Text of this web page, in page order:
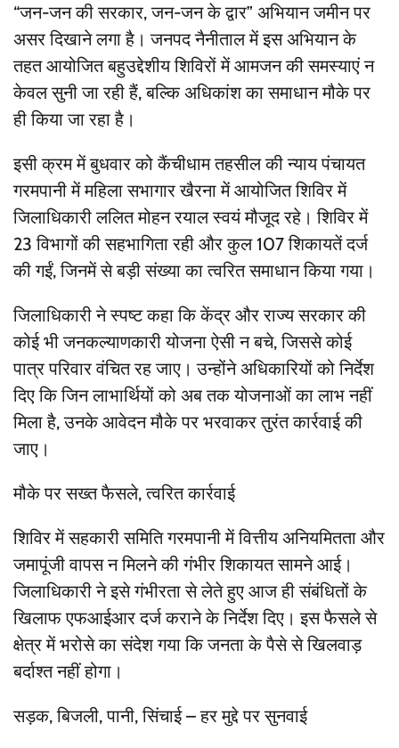
“जन-जन की सरकार, जन-जन के द्वार” अभियान जमीन पर
असर दिखाने लगा है। जनपद नैनीताल में इस अभियान के
तहत आयोजित बहुउद्देशीय शिविरों में आमजन की समस्याएं न
केवल सुनी जा रही हैं, बल्कि अधिकांश का समाधान मौके पर
ही किया जा रहा है।
इसी क्रम में बुधवार को कैंचीधाम तहसील की न्याय पंचायत
गरमपानी में महिला सभागार खैरना में आयोजित शिविर में
जिलाधिकारी ललित मोहन रयाल स्वयं मौजूद रहे। शिविर में
23 विभागों की सहभागिता रही और कुल 107 शिकायतें दर्ज
की गईं, जिनमें से बड़ी संख्या का त्वरित समाधान किया गया।
जिलाधिकारी ने स्पष्ट कहा कि केंद्र और राज्य सरकार की
कोई भी जनकल्याणकारी योजना ऐसी न बचे, जिससे कोई
पात्र परिवार वंचित रह जाए। उन्होंने अधिकारियों को निर्देश
दिए कि जिन लाभार्थियों को अब तक योजनाओं का लाभ नहीं
मिला है, उनके आवेदन मौके पर भरवाकर तुरंत कार्रवाई की
जाए।
मौके पर सख्त फैसले, त्वरित कार्रवाई
शिविर में सहकारी समिति गरमपानी में वित्तीय अनियमितता और
जमापूंजी वापस न मिलने की गंभीर शिकायत सामने आई।
जिलाधिकारी ने इसे गंभीरता से लेते हुए आज ही संबंधितों के
खिलाफ एफआईआर दर्ज कराने के निर्देश दिए। इस फैसले से
क्षेत्र में भरोसे का संदेश गया कि जनता के पैसे से खिलवाड़
बर्दाश्त नहीं होगा।
सड़क, बिजली, पानी, सिंचाई – हर मुद्दे पर सुनवाई